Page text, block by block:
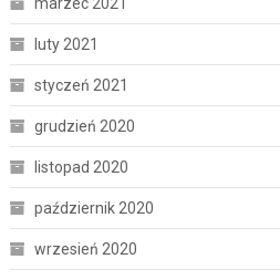
luty 2021
styczeń 2021
grudzień 2020
listopad 2020
październik 2020
wrzesień 2020